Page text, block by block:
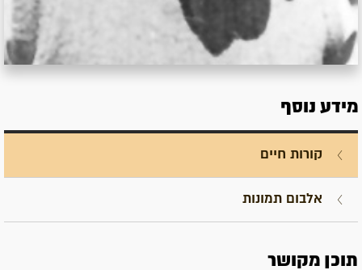
מידע נוסף
קורות חיים
אלבום תמונות
תוכן מקושר